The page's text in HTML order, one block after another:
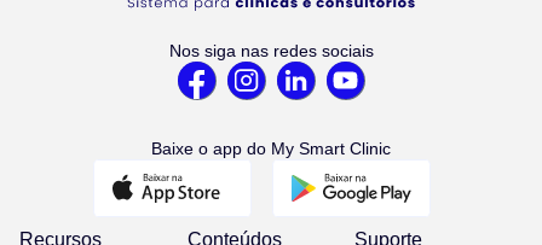
Nos siga nas redes sociais
Baixe o app do My Smart Clinic
Recursos Conteúdos Suporte